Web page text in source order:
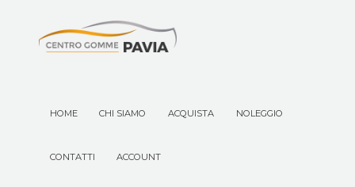
HOME CHI SIAMO ACQUISTA NOLEGGIO
CONTATTI ACCOUNT